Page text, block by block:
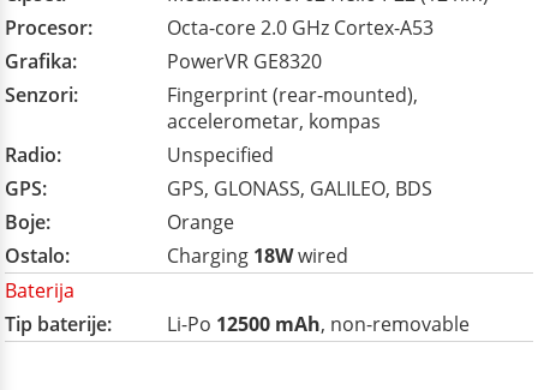
Procesor:
Octa-core 2.0 GHz Cortex-A53
Grafika:
PowerVR GE8320
Senzori:
Fingerprint (rear-mounted),
accelerometar, kompas
Radio:
Unspecified
GPS:
GPS, GLONASS, GALILEO, BDS
Boje:
Orange
Ostalo:
Charging 18Wwired
Baterija
Tip baterije:
Li-Po 12500 mAh, non-removable